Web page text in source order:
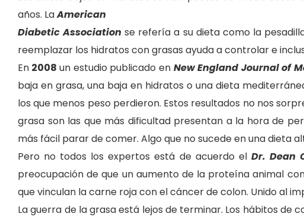
años. LaAmerican
Diabetic Association se refería a su dieta como la
reemplazar los hidratos con grasas ayuda a controlar e
En 2008 un estudio publicado en New England Journal of
baja en grasa, una baja en hidratos o una dieta
los que menos peso perdieron. Estos resultados no nos
grasa son las que más dificultad presentan a la hora de
más fácil parar de comer. Algo que no sucede en una dieta
Pero no todos los expertos está de acuerdo el Dr. Dean
preocupación de que un aumento de la proteína animal
que vinculan la carne roja con el cáncer de colon. Unido al
La guerra de la grasa está lejos de terminar. Los hábitos de